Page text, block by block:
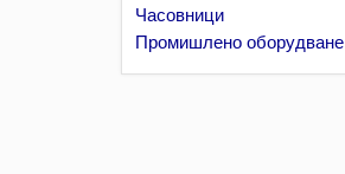
Часовници
Промишлено оборудване